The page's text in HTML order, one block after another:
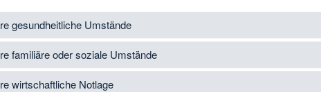
gesundheitliche Umstände
familiäre oder soziale Umstände
wirtschaftliche Notlage